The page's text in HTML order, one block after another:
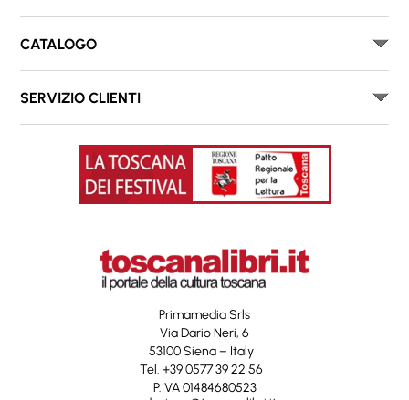
CATALOGO
SERVIZIO CLIENTI
Primamedia Srls
Via Dario Neri, 6
53100 Siena – Italy
Tel. +39 0577 39 22 56
P.IVA 01484680523